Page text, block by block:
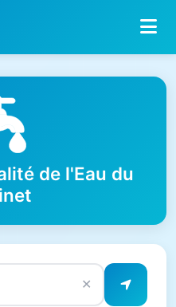
de l'Eau du
✕